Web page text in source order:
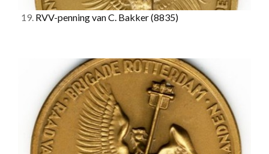
19. RVV-penning van C. Bakker(8835)